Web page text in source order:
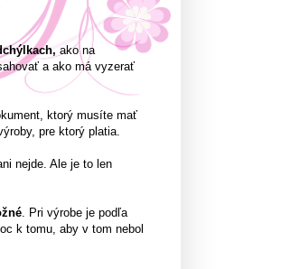
ako na
a ako má vyzerať
ktorý musíte mať
pre ktorý platia.
nejde. Ale je to len
. Pri výrobe je podľa
k tomu, aby v tom nebol